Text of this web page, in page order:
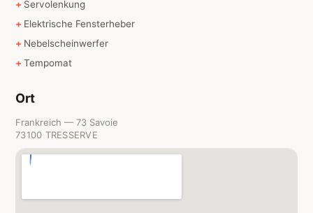
Servolenkung
Elektrische Fensterheber
Nebelscheinwerfer
Tempomat
Ort
Frankreich — 73 Savoie
73100 TRESSERVE